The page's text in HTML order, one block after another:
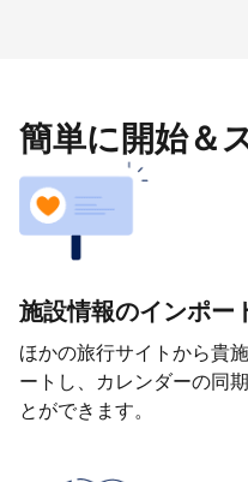
簡単に開始＆
施設情報のインポー
ほかの旅行サイトから貴
ートし、カレンダーの同
とができます。